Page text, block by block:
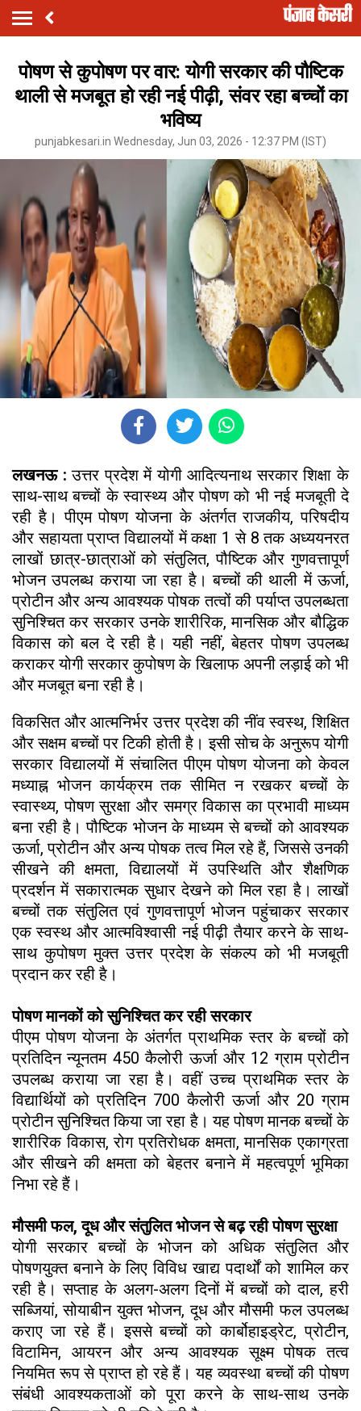
पोषण से कुपोषण पर वार: योगी सरकार की पौष्टिक
थाली से मजबूत हो रही नई पीढ़ी, संवर रहा बच्चों का
भविष्य
punjabkesari.in Wednesday, Jun 03, 2026 - 12:37 PM (IST)
लखनऊ :उत्तर प्रदेश में योगी आदित्यनाथ सरकार शिक्षा के
साथ-साथ बच्चों के स्वास्थ्य और पोषण को भी नई मजबूती दे
रही है। पीएम पोषण योजना के अंतर्गत राजकीय, परिषदीय
और सहायता प्राप्त विद्यालयों में कक्षा 1 से 8 तक अध्ययनरत
लाखों छात्र-छात्राओं को संतुलित, पौष्टिक और गुणवत्तापूर्ण
भोजन उपलब्ध कराया जा रहा है। बच्चों की थाली में ऊर्जा,
प्रोटीन और अन्य आवश्यक पोषक तत्वों की पर्याप्त उपलब्धता
सुनिश्चित कर सरकार उनके शारीरिक, मानसिक और बौद्धिक
विकास को बल दे रही है। यही नहीं, बेहतर पोषण उपलब्ध
कराकर योगी सरकार कुपोषण के खिलाफ अपनी लड़ाई को भी
और मजबूत बना रही है।
विकसित और आत्मनिर्भर उत्तर प्रदेश की नींव स्वस्थ, शिक्षित
और सक्षम बच्चों पर टिकी होती है। इसी सोच के अनुरूप योगी
सरकार विद्यालयों में संचालित पीएम पोषण योजना को केवल
मध्याह्न भोजन कार्यक्रम तक सीमित न रखकर बच्चों के
स्वास्थ्य, पोषण सुरक्षा और समग्र विकास का प्रभावी माध्यम
बना रही है। पौष्टिक भोजन के माध्यम से बच्चों को आवश्यक
ऊर्जा, प्रोटीन और अन्य पोषक तत्व मिल रहे हैं, जिससे उनकी
सीखने की क्षमता, विद्यालयों में उपस्थिति और शैक्षणिक
प्रदर्शन में सकारात्मक सुधार देखने को मिल रहा है। लाखों
बच्चों तक संतुलित एवं गुणवत्तापूर्ण भोजन पहुंचाकर सरकार
एक स्वस्थ और आत्मविश्वासी नई पीढ़ी तैयार करने के साथ-
साथ कुपोषण मुक्त उत्तर प्रदेश के संकल्प को भी मजबूती
प्रदान कर रही है।
पोषण मानकों को सुनिश्चित कर रही सरकार
पीएम पोषण योजना के अंतर्गत प्राथमिक स्तर के बच्चों को
प्रतिदिन न्यूनतम 450 कैलोरी ऊर्जा और 12 ग्राम प्रोटीन
उपलब्ध कराया जा रहा है। वहीं उच्च प्राथमिक स्तर के
विद्यार्थियों को प्रतिदिन 700 कैलोरी ऊर्जा और 20 ग्राम
प्रोटीन सुनिश्चित किया जा रहा है। यह पोषण मानक बच्चों के
शारीरिक विकास, रोग प्रतिरोधक क्षमता, मानसिक एकाग्रता
और सीखने की क्षमता को बेहतर बनाने में महत्वपूर्ण भूमिका
निभा रहे हैं।
मौसमी फल, दूध और संतुलित भोजन से बढ़ रही पोषण सुरक्षा
योगी सरकार बच्चों के भोजन को अधिक संतुलित और
पोषणयुक्त बनाने के लिए विविध खाद्य पदार्थों को शामिल कर
रही है। सप्ताह के अलग-अलग दिनों में बच्चों को दाल, हरी
सब्जियां, सोयाबीन युक्त भोजन, दूध और मौसमी फल उपलब्ध
कराए जा रहे हैं। इससे बच्चों को कार्बोहाइड्रेट, प्रोटीन,
विटामिन, आयरन और अन्य आवश्यक सूक्ष्म पोषक तत्व
नियमित रूप से प्राप्त हो रहे हैं। यह व्यवस्था बच्चों की पोषण
संबंधी आवश्यकताओं को पूरा करने के साथ-साथ उनके